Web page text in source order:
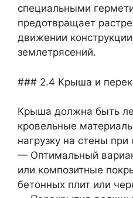
специальными
предотвращает
движении
землетрясений.
### 2.4 Крыша и
Крыша должна быть
кровельные
нагрузку на стены при
— Оптимальный
или композитные
бетонных плит или